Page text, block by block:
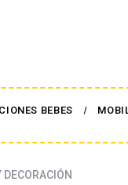
BEBES
DECORACIÓN